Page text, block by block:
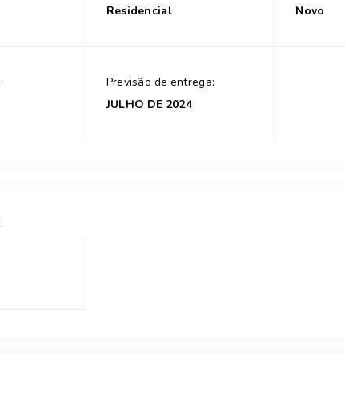
Residencial
Novo
Previsão de entrega:
JULHO DE 2024